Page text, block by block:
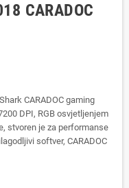
CARADOC
CARADOC gaming
DPI, RGB osvjetljenjem
stvoren je za performanse
softver, CARADOC